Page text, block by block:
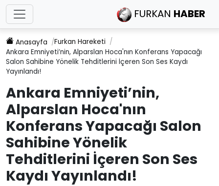
FURKAN HABER
Anasayfa
Furkan Hareketi
Ankara Emniyeti’nin, Alparslan Hoca'nın Konferans Yapacağı
Salon Sahibine Yönelik Tehditlerini İçeren Son Ses Kaydı
Yayınlandı!
Ankara Emniyeti’nin,
Alparslan Hoca'nın
Konferans Yapacağı Salon
Sahibine Yönelik
Tehditlerini İçeren Son Ses
Kaydı Yayınlandı!